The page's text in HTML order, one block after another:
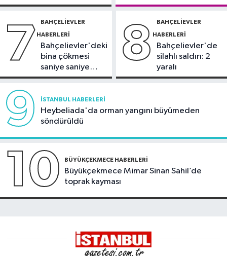
kavga
7 BAHÇELIEVLER
HABERLERI
Bahçelievler'deki
bina çökmesi
saniye saniye
görüntülendi
8 BAHÇELIEVLER
HABERLERI
Bahçelievler'de
silahlı saldırı: 2
yaralı
9 İSTANBUL HABERLERI
Heybeliada'da orman yangını büyümeden
söndürüldü
10 BÜYÜKÇEKMECE HABERLERI
Büyükçekmece Mimar Sinan Sahil’de
toprak kayması